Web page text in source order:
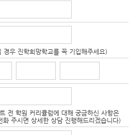
경우 진학희망학교를 꼭 기입해주세요)
전 학원 커리큘럼에 대해 궁금하신 사항은
화 주시면 상세한 상담 진행해드리겠습니다)